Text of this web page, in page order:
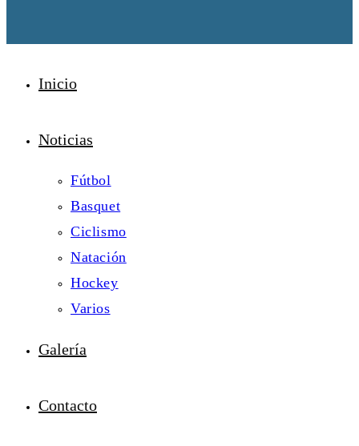
Inicio
Noticias
Fútbol
Basquet
Ciclismo
Natación
Hockey
Varios
Galería
Contacto